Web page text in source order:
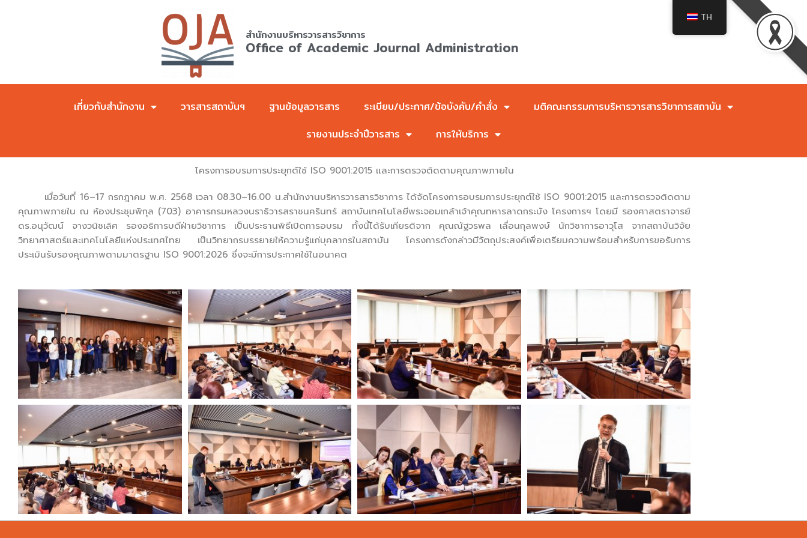
สำนักงานบริหารวารสารวิชาการ
Office of Academic Journal Administration
เกี่ยวกับสำนักงาน วารสารสถาบันฯ ฐานข้อมูลวารสาร ระเบียบ/ประกาศ/ข้อบังคับ/คำสั่ง
มติคณะกรรมการบริหารวารสารวิชาการสถาบัน
รายงานประจำปีวารสาร
การให้บริการ
โครงการอบรมการประยุกต์ใช้ ISO 9001:2015 และการตรวจติดตามคุณภาพภายใน
เมื่อวันที่ 16–17 กรกฎาคม พ.ศ. 2568 เวลา 08.30–16.00 น.สำนักงานบริหารวารสารวิชาการ ได้จัดโครงการอบรมการประยุกต์ใช้ ISO 9001:2015 และการตรวจติดตาม
คุณภาพภายใน ณ ห้องประชุมพิกุล (703) อาคารกรมหลวงนราธิวารสราชนครินทร์ สถาบันเทคโนโลยีพระจอมเกล้าเจ้าคุณทหารลาดกระบัง โครงการฯ โดยมี รองศาสตราจารย์
ดร.อนุวัฒน์ จางวนิชเลิศ รองอธิการบดีฝ่ายวิชาการ เป็นประธานพิธีเปิดการอบรม ทั้งนี้ได้รับเกียรติจาก คุณณัฐวรพล เลื่อนกุลพงษ์ นักวิชาการอาวุโส จากสถาบันวิจัย
วิทยาศาสตร์และเทคโนโลยีแห่งประเทศไทย เป็นวิทยากรบรรยายให้ความรู้แก่บุคลากรในสถาบัน โครงการดังกล่าวมีวัตถุประสงค์เพื่อเตรียมความพร้อมสำหรับการขอรับการ
ประเมินรับรองคุณภาพตามมาตรฐาน ISO 9001:2026 ซึ่งจะมีการประกาศใช้ในอนาคต
TH